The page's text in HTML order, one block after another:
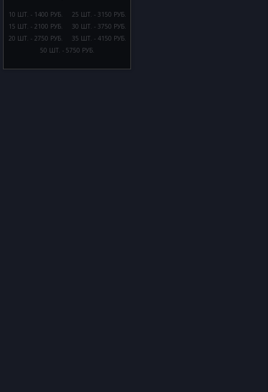
10 ШТ. - 1400 РУБ.
15 ШТ. - 2100 РУБ.
20 ШТ. - 2750 РУБ.
25 ШТ. - 3150 РУБ.
30 ШТ. - 3750 РУБ.
35 ШТ. - 4150 РУБ.
50 ШТ. - 5750 РУБ.